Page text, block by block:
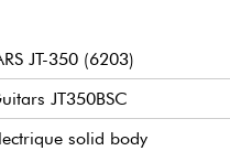
JT-350 (6203)
JT350BSC
solid body